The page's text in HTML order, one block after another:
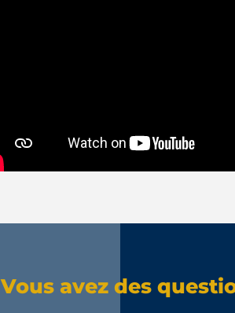
Vous avez des